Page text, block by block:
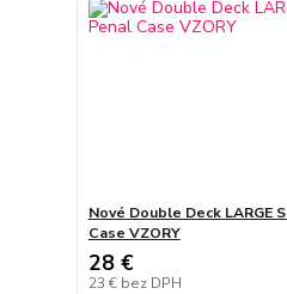
Nové Double Deck LARGE
Case VZORY
28 €
23 € bez DPH